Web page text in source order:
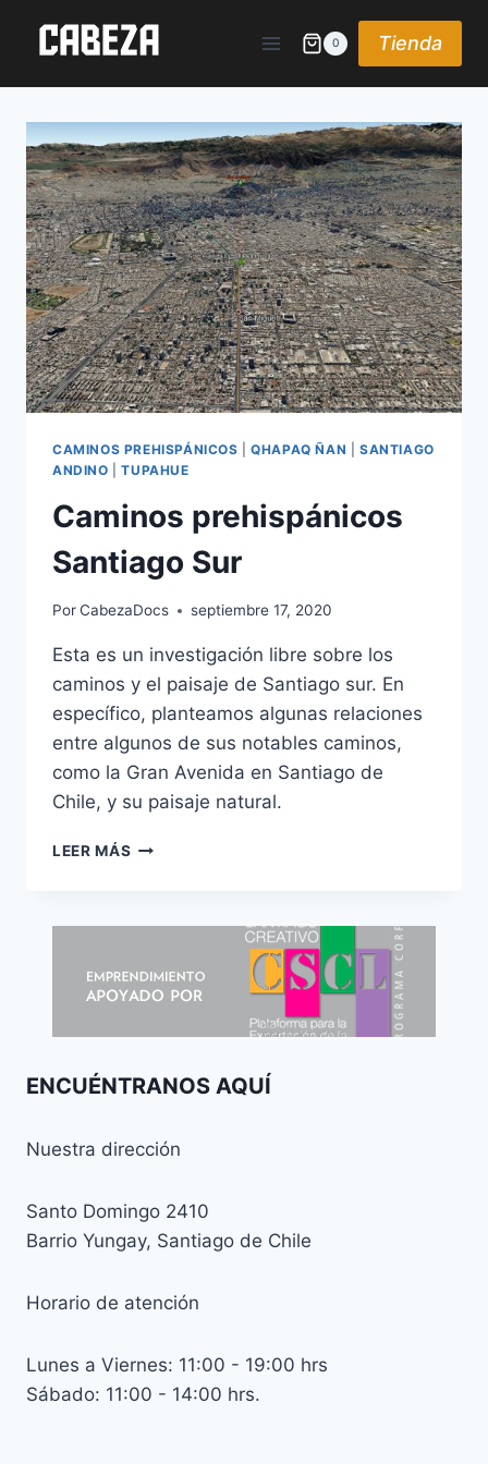
0 Tienda
CAMINOS PREHISPÁNICOS |QHAPAQ ÑAN |SANTIAGO
ANDINO |TUPAHUE
Caminos prehispánicos
Santiago Sur
PorCabezaDocs septiembre 17, 2020
Esta es un investigación libre sobre los
caminos y el paisaje de Santiago sur. En
específico, planteamos algunas relaciones
entre algunos de sus notables caminos,
como la Gran Avenida en Santiago de
Chile, y su paisaje natural.
LEER MÁS CAMINOS
ENCUÉNTRANOS AQUÍ
Nuestra dirección
Santo Domingo 2410
Barrio Yungay, Santiago de Chile
Horario de atención
Lunes a Viernes: 11:00 - 19:00 hrs
Sábado: 11:00 - 14:00 hrs.